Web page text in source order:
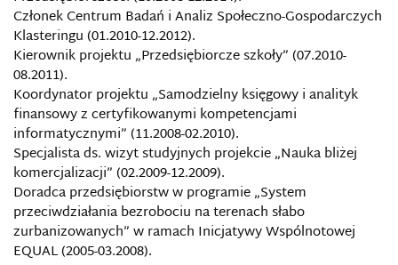
Członek Centrum Badań i Analiz Społeczno-Gospodarczych
Klasteringu (01.2010-12.2012).
Kierownik projektu „Przedsiębiorcze szkoły” (07.2010-
08.2011).
Koordynator projektu „Samodzielny księgowy i analityk
finansowy z certyfikowanymi kompetencjami
informatycznymi” (11.2008-02.2010).
Specjalista ds. wizyt studyjnych projekcie „Nauka bliżej
komercjalizacji” (02.2009-12.2009).
Doradca przedsiębiorstw w programie „System
przeciwdziałania bezrobociu na terenach słabo
zurbanizowanych” w ramach Inicjatywy Wspólnotowej
EQUAL (2005-03.2008).